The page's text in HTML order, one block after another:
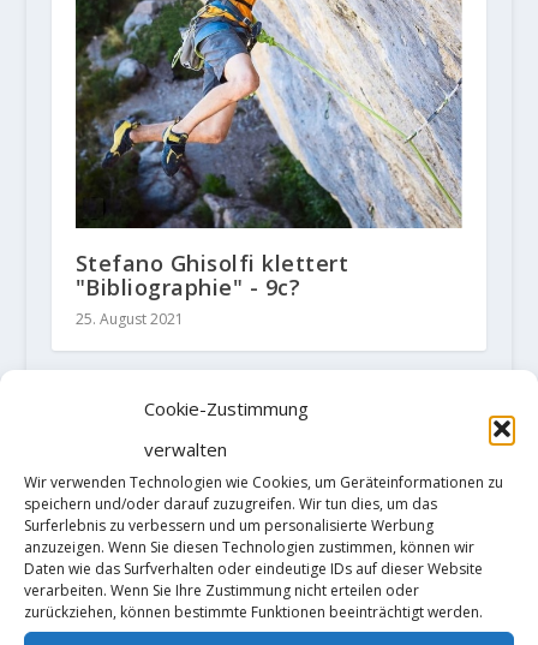
Cookie-Zustimmung
verwalten
Wir verwenden Technologien wie Cookies, um Geräteinformationen zu
speichern und/oder darauf zuzugreifen. Wir tun dies, um das
Surferlebnis zu verbessern und um personalisierte Werbung
anzuzeigen. Wenn Sie diesen Technologien zustimmen, können wir
Daten wie das Surfverhalten oder eindeutige IDs auf dieser Website
verarbeiten. Wenn Sie Ihre Zustimmung nicht erteilen oder
zurückziehen, können bestimmte Funktionen beeinträchtigt werden.
Stefano Ghisolfi klettert
"Bibliographie" - 9c?
25. August 2021
HINTERLASSE EINE ANTWORT
Deine E-Mail-Adresse wird nicht
veröffentlicht.Erforderliche Felder
sind mit*markiert